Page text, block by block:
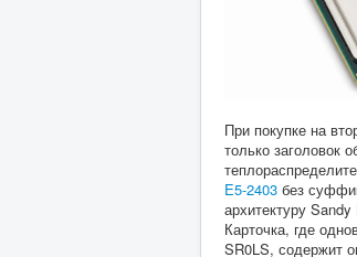
При покупке на
только заголовок
E5-2403 без
архитектуру
Карточка, где
SR0LS, содержит